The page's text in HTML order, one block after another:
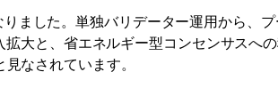
ました。単独バリデーター運用から、
大と、省エネルギー型コンセンサスへ
なされています。